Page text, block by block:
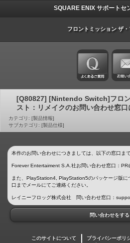
SQUARE ENIX サポートセ
フロントミッション ザ・
[Q80827] [Nintendo Switch]フロ
スト：リメイクのお問い合わせ窓
カテゴリ: [製品情報]
サブカテゴリ: [製品仕様]
本作のお問い合わせにつきましては、以下の窓口ま
Forever Entertaiment S.A.社お問い合わせ窓口：
また、PlayStation4, PlayStation5のパッケージ版に
口までメールにてご連絡ください。
レイニーフロッグ株式会社 問い合わせ窓口：
問い合わせをする
このサイトについて プライバシーポリ